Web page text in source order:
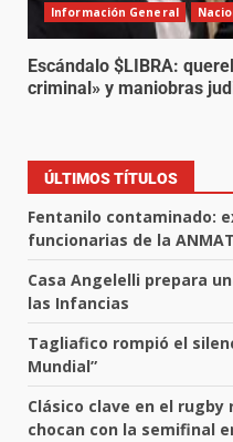
Información General
Escándalo $LIBRA:
criminal» y maniobras
ÚLTIMOS TÍTULOS
Fentanilo contaminado:
funcionarias de la
Casa Angelelli prepara
las Infancias
Tagliafico rompió el
Mundial”
Clásico clave en el rugby
chocan con la semifinal